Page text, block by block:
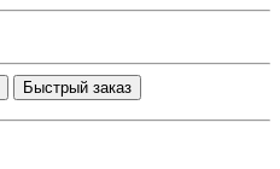
Быстрый заказ